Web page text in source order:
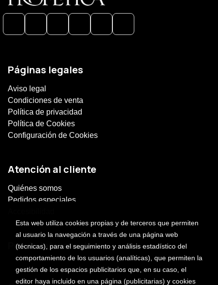
Páginas legales
Aviso legal
Condiciones de venta
Política de privacidad
Política de Cookies
Configuración de Cookies
Atención al cliente
Quiénes somos
Pedidos especiales
Puede interesarte
Esta web utiliza cookies propias y de terceros que permiten
al usuario la navegación a través de una página web
(técnicas), para el seguimiento y análisis estadístico del
comportamiento de los usuarios (analíticas), que permiten la
gestión de los espacios publicitarios que, en su caso, el
editor haya incluido en una página (publicitarias) y cookies